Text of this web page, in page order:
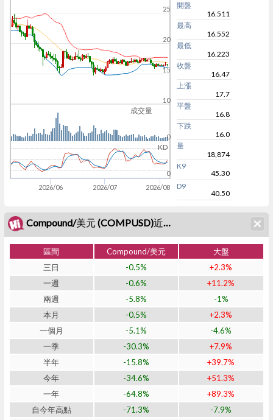
成交量
KD
2026/06 2026/07 2026/08
10
15
20
25
0
0
開盤
16.511
最高
16.552
最低
16.223
收盤
16.47
上漲
17.7
平盤
16.8
下跌
16.0
量
18,874
K9
45.30
D9
40.50
Compound/美元 (COMPUSD)近期表現
區間 Compound/美元
大盤
三日
-0.5%
+2.3%
一週
-0.6%
+11.2%
兩週
-5.8%
-1%
本月
-0.5%
+2.3%
一個月
-5.1%
-4.6%
一季
-30.3%
+7.9%
半年
-15.8%
+39.7%
今年
-34.6%
+51.3%
一年
-64.8%
+89.3%
自今年高點
-71.3%
-7.9%